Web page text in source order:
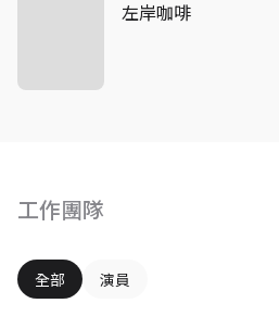
工作團隊
全部 演員
左岸咖啡